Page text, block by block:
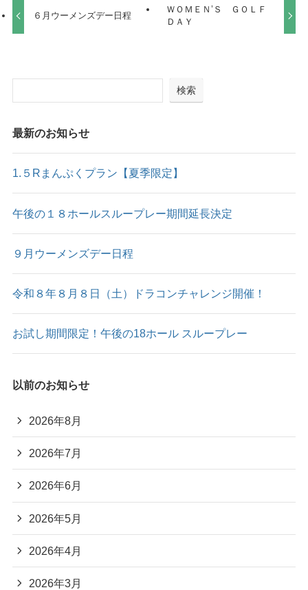
６月ウーメンズデー日程
ＷＯＭＥＮ’Ｓ ＧＯＬＦ
ＤＡＹ
検索
最新のお知らせ
1.５Rまんぷくプラン【夏季限定】
午後の１８ホールスループレー期間延長決定
９月ウーメンズデー日程
令和８年８月８日（土）ドラコンチャレンジ開催！
お試し期間限定！午後の18ホール スループレー
以前のお知らせ
2026年8月
2026年7月
2026年6月
2026年5月
2026年4月
2026年3月